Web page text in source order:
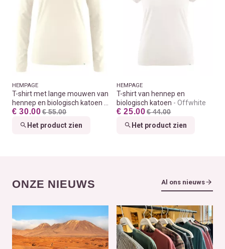
HEMPAGE
T-shirt met lange mouwen van
hennep en biologisch katoen
Offwhite
€ 30.00 € 55.00
Het product zien
HEMPAGE
T-shirt van hennep en
biologisch katoen
Offwhite
€ 25.00 € 44.00
Het product zien
ONZE NIEUWS Al ons nieuws